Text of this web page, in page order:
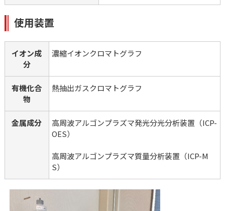
使用装置
イオン成
分
濃縮イオンクロマトグラフ
有機化合
物
熱抽出ガスクロマトグラフ
金属成分
高周波アルゴンプラズマ発光分光分析装置（ICP-
OES）
高周波アルゴンプラズマ質量分析装置（ICP-M
S）